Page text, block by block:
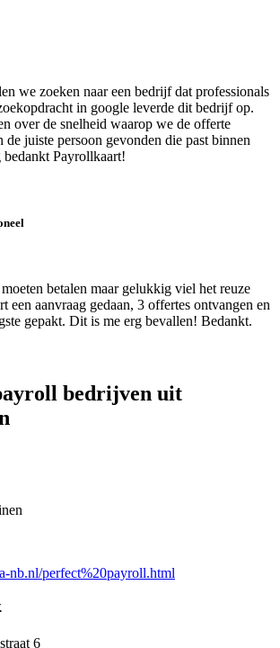
we zoeken naar een bedrijf dat professionals
in google leverde dit bedrijf op.
over de snelheid waarop we de offerte
de juiste persoon gevonden die past binnen
Payrollkaart!
betalen maar gelukkig viel het reuze
een aanvraag gedaan, 3 offertes ontvangen en
gepakt. Dit is me erg bevallen! Bedankt.
bedrijven uit
nb.nl/perfect%20payroll.html
6